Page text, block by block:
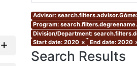
Advisor:
Program:
Division/Department:
Start date: 2020 × End date: 2020
Search Results